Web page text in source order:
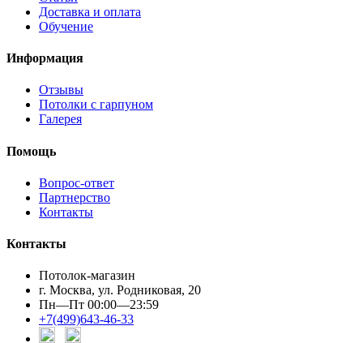
Доставка и оплата
Обучение
Информация
Отзывы
Потолки с гарпуном
Галерея
Помощь
Вопрос-ответ
Партнерство
Контакты
Контакты
Потолок-магазин
г. Москва, ул. Родниковая, 20
Пн—Пт 00:00—23:59
+7(499)643-46-33